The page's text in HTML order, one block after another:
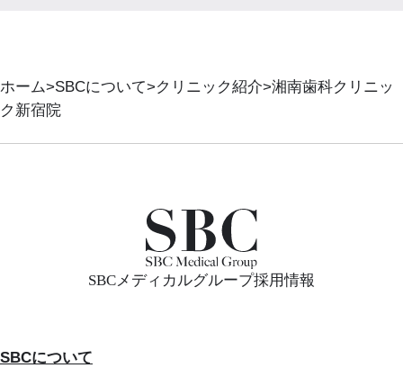
ホーム SBCについて クリニック紹介 湘南歯科クリニッ
ク新宿院
SBCメディカルグループ採用情報
SBCについて